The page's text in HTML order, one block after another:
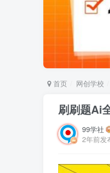
首页 网创学校
刷刷题Ai
99学社
2年前发